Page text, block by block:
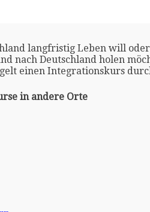
langfristig Leben will
nach Deutschland holen
einen Integrationskurs
in andere Orte